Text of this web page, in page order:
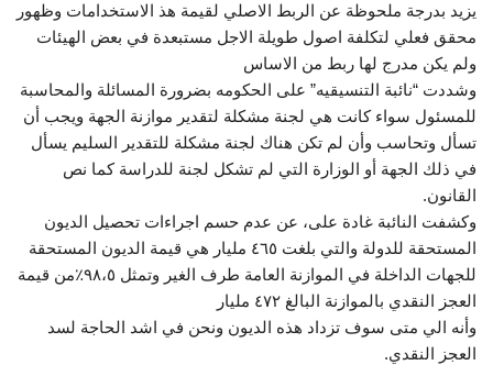
يزيد بدرجة ملحوظة عن الربط الاصلي لقيمة هذ الاستخدامات وظهور
محقق فعلي لتكلفة اصول طويلة الاجل مستبعدة في بعض الهيئات
ولم يكن مدرج لها ربط من الاساس
وشددت “نائبة التنسيقيه” على الحكومه بضرورة المسائلة والمحاسبة
للمسئول سواء كانت هي لجنة مشكلة لتقدير موازنة الجهة ويجب أن
تسأل وتحاسب وأن لم تكن هناك لجنة مشكلة للتقدير السليم يسأل
في ذلك الجهة أو الوزارة التي لم تشكل لجنة للدراسة كما نص
القانون.
وكشفت النائبة غادة على، عن عدم حسم اجراءات تحصيل الديون
المستحقة للدولة والتي بلغت ٤٦٥ مليار هي قيمة الديون المستحقة
للجهات الداخلة في الموازنة العامة طرف الغير وتمثل ٩٨،٥٪من قيمة
العجز النقدي بالموازنة البالغ ٤٧٢ مليار
وأنه الي متى سوف تزداد هذه الديون ونحن في اشد الحاجة لسد
العجز النقدي.